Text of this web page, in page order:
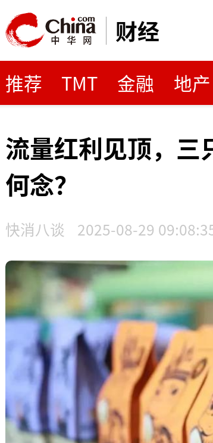
财经
推荐 TMT 金融 地产
流量红利见顶，三
何念？
快消八谈 2025-08-29